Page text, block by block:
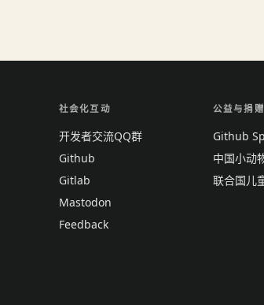
社会化互动
开发者交流QQ群
Github
Gitlab
Mastodon
Feedback
公益与捐赠
Github
中国小动
联合国儿